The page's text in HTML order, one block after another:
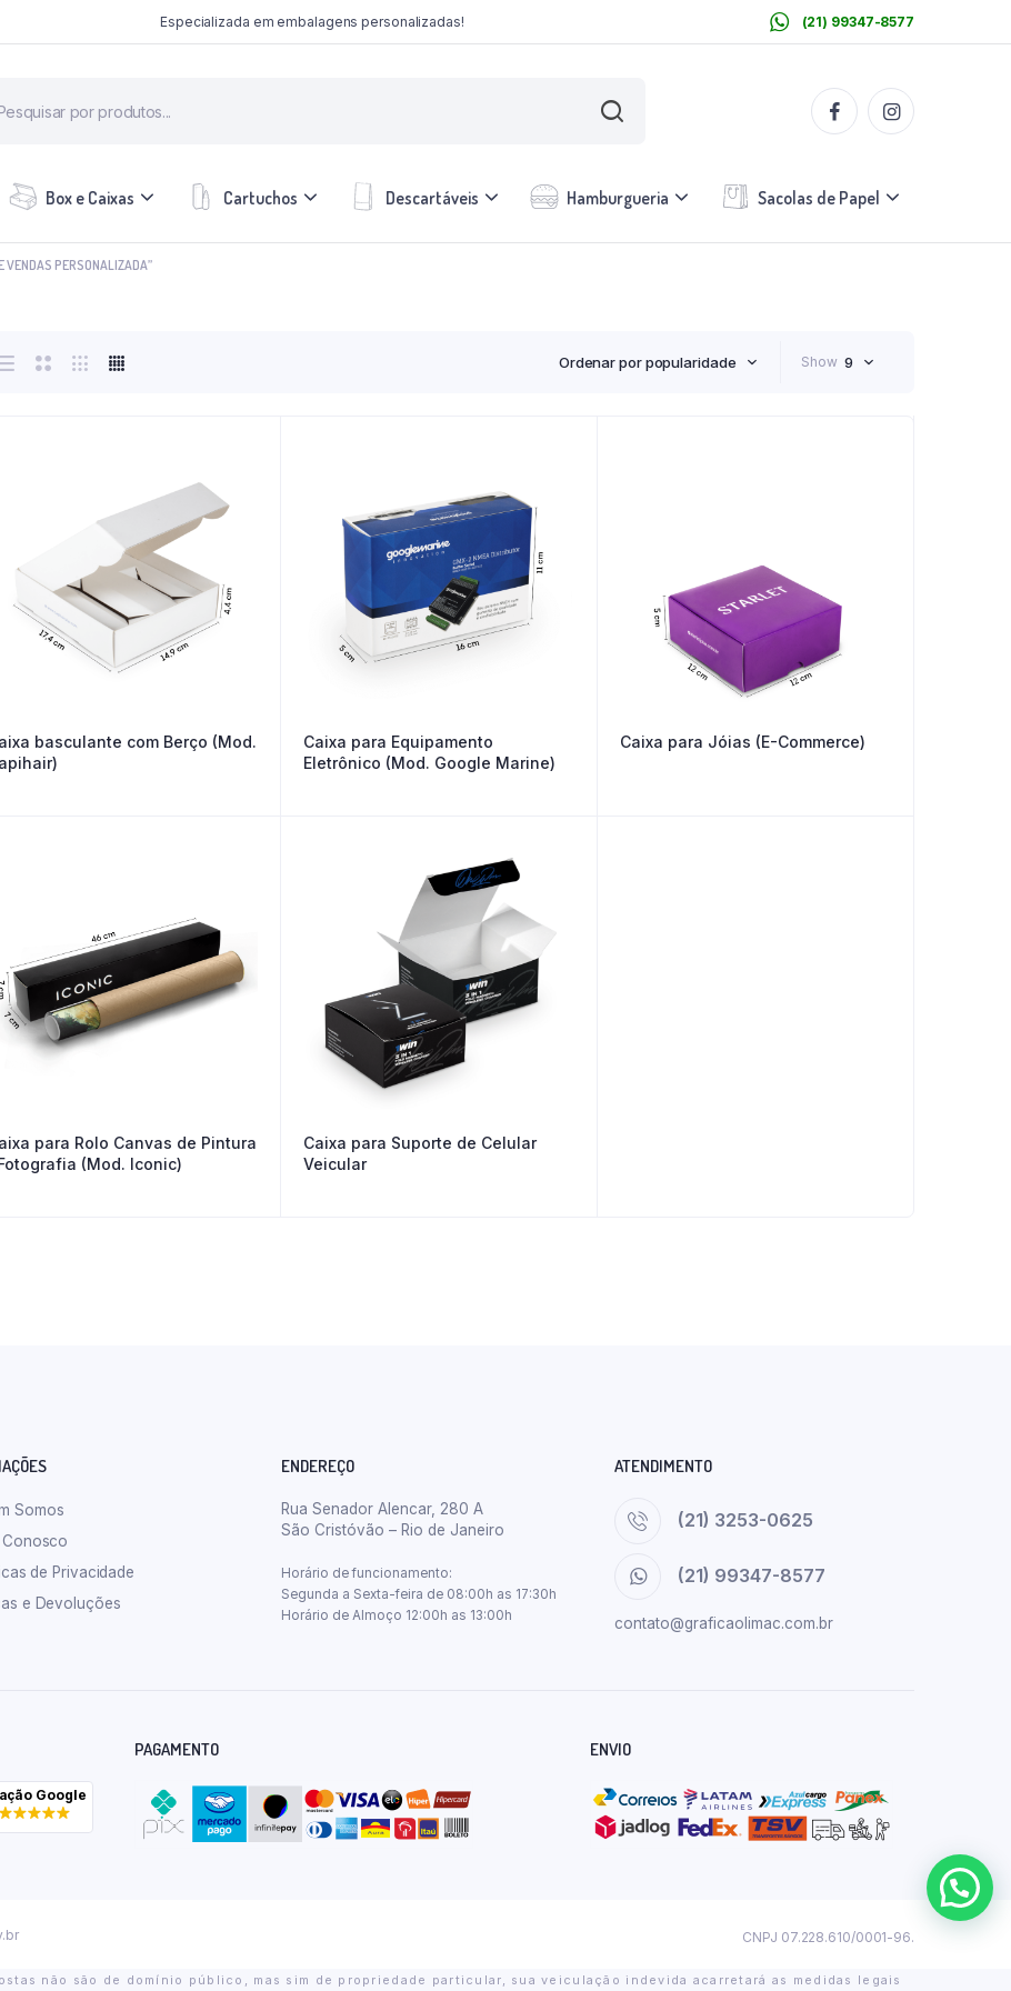
Especializada em embalagens personalizadas! (21) 99347-8577
Box e Caixas Cartuchos Descartáveis Hamburgueria Sacolas de Papel
VENDAS PERSONALIZADA”
Ordenar por popularidade Show 9
basculante com Berço (Mod.
Caixa para Equipamento
Eletrônico (Mod. Google Marine)
Caixa para Jóias (E-Commerce)
para Rolo Canvas de Pintura
(Mod. Iconic)
Caixa para Suporte de Celular
Veicular
Somos
Conosco
de Privacidade
e Devoluções
ENDEREÇO
Rua Senador Alencar, 280 A
São Cristóvão – Rio de Janeiro
Horário de funcionamento:
Segunda a Sexta-feira de 08:00h as 17:30h
Horário de Almoço 12:00h as 13:00h
ATENDIMENTO
(21) 3253-0625
(21) 99347-8577
contato@graficaolimac.com.br
Google
PAGAMENTO ENVIO
CNPJ 07.228.610/0001-96.
não são de domínio público, mas sim de propriedade particular, sua veiculação indevida acarretará as medidas legais